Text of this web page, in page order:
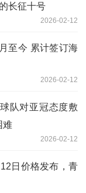
长征十号
2026-02-12
至今 累计签订海
2026-02-12
队对亚冠态度敷
难
2026-02-12
日价格发布，青